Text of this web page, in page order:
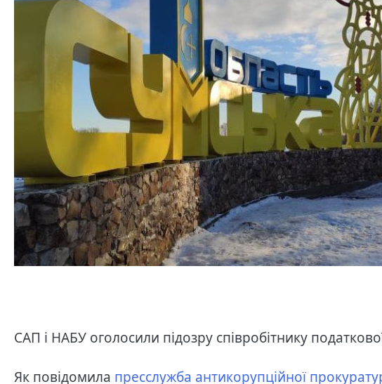
САП і НАБУ оголосили підозру співробітнику
Як повідомила пресслужба антикорупційної